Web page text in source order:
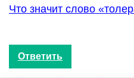
Что значит слово
Ответить